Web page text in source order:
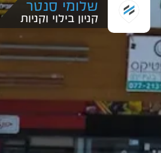
שלומי סנטר
קניון בילוי וקניות